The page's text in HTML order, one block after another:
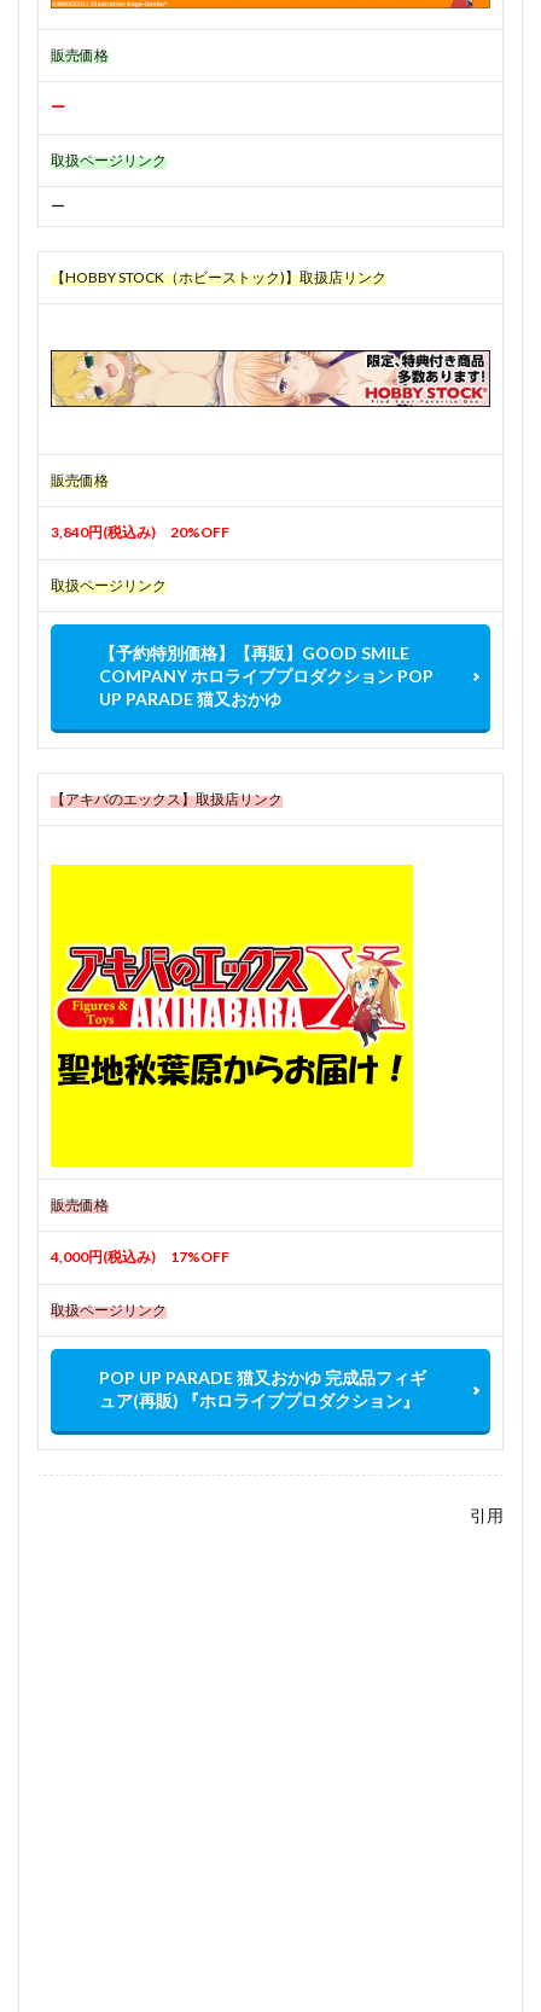
販売価格
ー
取扱ページリンク
ー
【HOBBY STOCK（ホビーストック)】取扱店リンク
販売価格
3,840円(税込み) 20%OFF
取扱ページリンク
【予約特別価格】【再販】GOOD SMILE
COMPANY ホロライブプロダクション POP
UP PARADE 猫又おかゆ
【アキバのエックス】取扱店リンク
販売価格
4,000円(税込み) 17%OFF
取扱ページリンク
POP UP PARADE 猫又おかゆ 完成品フィギ
ュア(再販) 『ホロライブプロダクション』
引用